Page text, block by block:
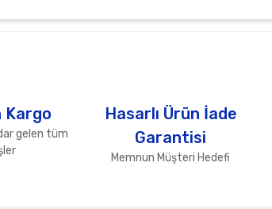
Kargo
gelen tüm
Hasarlı Ürün İade
Garantisi
Memnun Müşteri Hedefi